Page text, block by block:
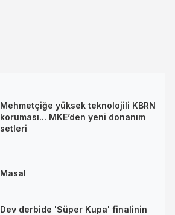
Mehmetçiğe yüksek teknolojili KBRN
koruması... MKE’den yeni donanım
setleri
Masal
Dev derbide 'Süper Kupa' finalinin